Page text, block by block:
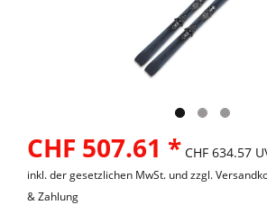
CHF 507.61 * CHF 634.57
inkl. der gesetzlichen MwSt. undzzgl.
& Zahlung